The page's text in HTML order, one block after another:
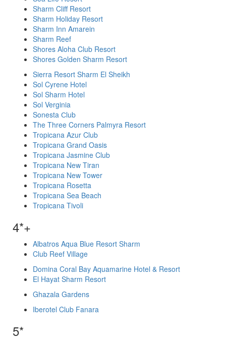
Sharm Cliff Resort
Sharm Holiday Resort
Sharm Inn Amarein
Sharm Reef
Shores Aloha Club Resort
Shores Golden Sharm Resort
Sierra Resort Sharm El Sheikh
Sol Cyrene Hotel
Sol Sharm Hotel
Sol Verginia
Sonesta Сlub
The Three Corners Palmyra Resort
Tropicana Azur Club
Tropicana Grand Oasis
Tropicana Jasmine Club
Tropicana New Tiran
Tropicana New Tower
Tropicana Rosetta
Tropicana Sea Beach
Tropicana Tivoli
4*+
Albatros Aqua Blue Resort Sharm
Club Reef Village
Domina Coral Bay Aquamarine Hotel & Resort
El Hayat Sharm Resort
Ghazala Gardens
Iberotel Club Fanara
5*